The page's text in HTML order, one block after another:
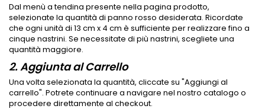
Dal menù a tendina presente nella pagina prodotto,
selezionate la quantità di panno rosso desiderata. Ricordate
che ogni unità di 13 cm x 4 cm è sufficiente per realizzare fino a
cinque nastrini. Se necessitate di più nastrini, scegliete una
quantità maggiore.
2. Aggiunta al Carrello
Una volta selezionata la quantità, cliccate su "Aggiungi al
carrello". Potrete continuare a navigare nel nostro catalogo o
procedere direttamente al checkout.